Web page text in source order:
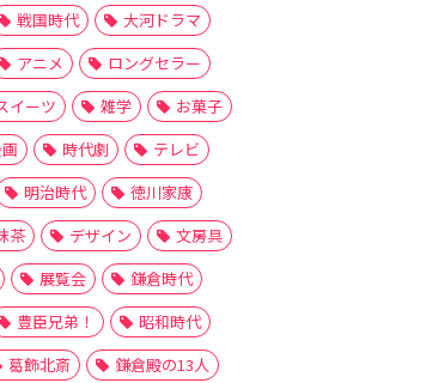
戦国時代
大河ドラマ
アニメ
ロングセラー
イーツ 雑学
お菓子
時代劇
テレビ
明治時代
徳川家康
茶 デザイン
文房具
展覧会
鎌倉時代
豊臣兄弟！
昭和時代
葛飾北斎 鎌倉殿の13人